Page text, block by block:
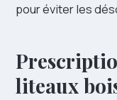
pour éviter les
liteaux